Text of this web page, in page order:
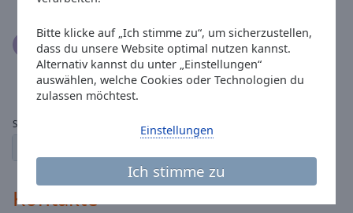
Bitte klicke auf „Ich stimme zu“, um sicherzustellen,
dass du unsere Website optimal nutzen kannst.
Alternativ kannst du unter „Einstellungen“
auswählen, welche Cookies oder Technologien du
zulassen möchtest.
Ich stimme zu
Einstellungen
Heinz Walter Dreier 04.03.2020
Überall wo ich bin, fühl ich mich mit Radio Kärnten da
Ham.
Seite:
Kontakte